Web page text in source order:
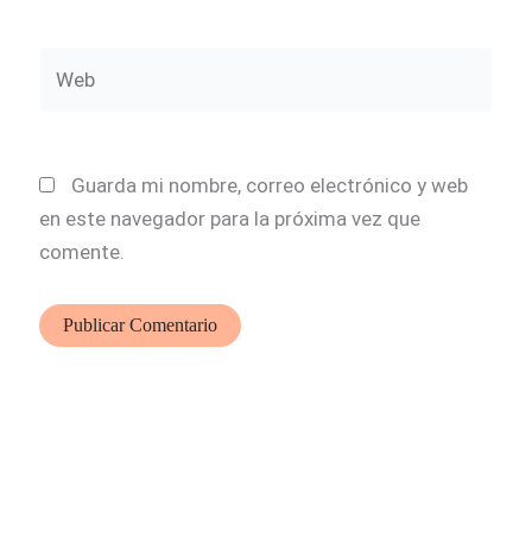
Guarda mi nombre, correo electrónico y web
en este navegador para la próxima vez que
comente.